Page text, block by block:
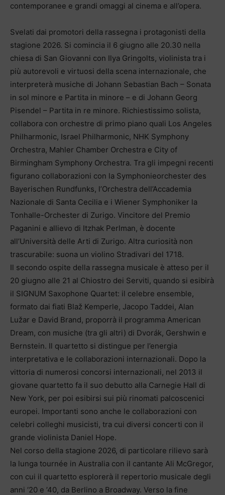
contemporanee e grandi omaggi al cinema e all’opera.
Svelati dai promotori della rassegna i protagonisti della
stagione 2026. Si comincia il 6 giugno alle 20.30 nella
chiesa di San Giovanni con Ilya Gringolts, violinista tra i
più autorevoli e virtuosi della scena internazionale, che
interpreterà musiche di Johann Sebastian Bach – Sonata
in sol minore e Partita in minore – e di Johann Georg
Pisendel – Partita in re minore. Richiestissimo solista,
collabora con orchestre di primo piano quali Los Angeles
Philharmonic, Israel Philharmonic, NHK Symphony
Orchestra, Mahler Chamber Orchestra e City of
Birmingham Symphony Orchestra. Tra gli impegni recenti
figurano collaborazioni con la Symphonieorchester des
Bayerischen Rundfunks, l’Orchestra dell’Accademia
Nazionale di Santa Cecilia e i Wiener Symphoniker la
Tonhalle-Orchester di Zurigo. Vincitore del Premio
Paganini e allievo di Itzhak Perlman, è docente
all’Università delle Arti di Zurigo. Altra curiosità non
trascurabile: suona un violino Stradivari del 1718.
Il secondo ospite della rassegna musicale è atteso per il
20 giugno alle 21 al Chiostro dei Serviti, quando si esibirà
il SIGNUM Saxophone Quartet: il celebre ensemble,
formato dai fiati Blaž Kemperle, Jacopo Taddei, Alan
Lužar e David Brand, proporrà il programma American
Dream, con musiche (tra gli altri) di Dvorák, Gershwin e
Bernstein. Il quartetto si distingue per l’energia
interpretativa e le collaborazioni internazionali. Dopo la
vittoria di numerosi concorsi internazionali, nel 2013 il
giovane quartetto fa il suo debutto alla Carnegie Hall di
New York, per poi esibirsi sui più rinomati palcoscenici
europei. Importanti sono anche le collaborazioni con
celebri colleghi musicisti, tra cui diversi concerti con il
grande violinista Daniel Hope.
Nel corso della stagione 2026, di particolare rilievo sarà
la lunga tournée in Australia con il cantante Ali McGregor,
con cui il quartetto esplorerà il repertorio musicale degli
anni ‘20 e ’40, da Berlino a Broadway. Verso la fine